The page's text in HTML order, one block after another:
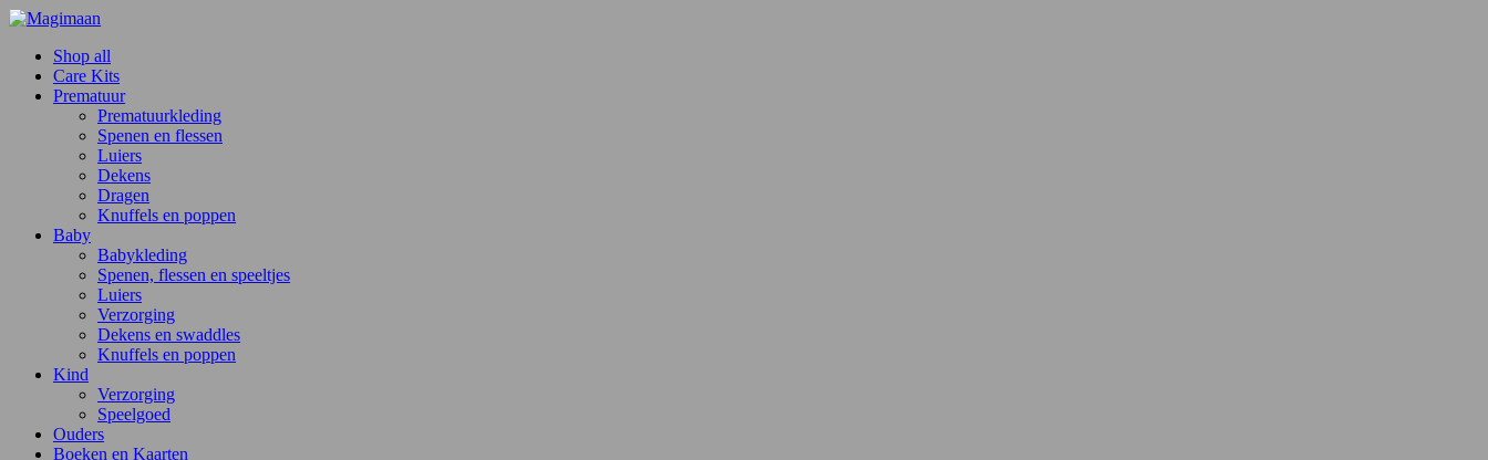
Shop all
Care Kits
Prematuur
Prematuurkleding
Spenen en flessen
Luiers
Dekens
Dragen
Knuffels en poppen
Baby
Babykleding
Spenen, flessen en speeltjes
Luiers
Verzorging
Dekens en swaddles
Knuffels en poppen
Kind
Verzorging
Speelgoed
Ouders
Boeken en Kaarten